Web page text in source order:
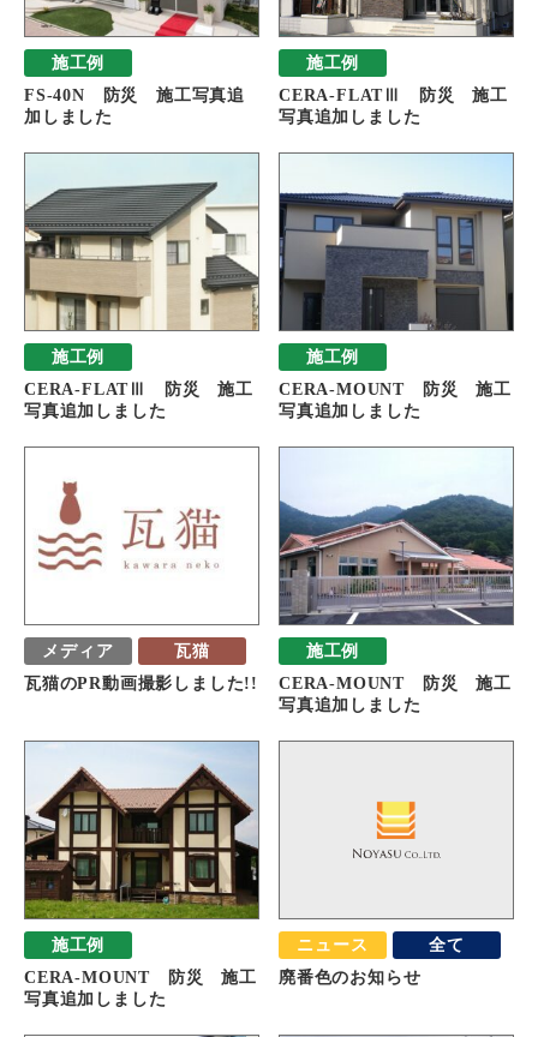
施工例
FS-40N 防災 施工写真追
加しました
施工例
CERA-FLATⅢ 防災 施工
写真追加しました
施工例
CERA-FLATⅢ 防災 施工
写真追加しました
施工例
CERA-MOUNT 防災 施工
写真追加しました
メディア 瓦猫
瓦猫のPR動画撮影しました!!
施工例
CERA-MOUNT 防災 施工
写真追加しました
施工例
CERA-MOUNT 防災 施工
写真追加しました
ニュース 全て
廃番色のお知らせ